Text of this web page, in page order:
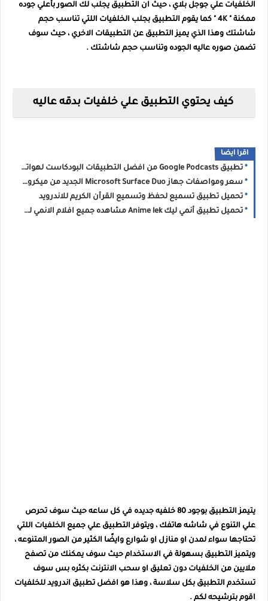
الخلفيات علي جوجل بلاي ، حيث ان التطبيق يجلب لك الصور بأعلي جوده
ممكنة " 4K " كما يقوم التطبيق بجلب الخلفيات اللتي تناسب حجم
شاشتك وهذا الذي يميز التطبيق عن التطبيقات الاخري ، حيث سوف
تضمن صوره عاليه الجوده وتناسب حجم شاشتك .
كيف يحتوي التطبيق علي خلفيات بدقه عاليه
اقرا ايضا
تطبيق Google Podcasts من افضل التطبيقات البودكاست لهواتف الاندرويد
سعر ومواصفات جهاز Microsoft Surface Duo الجديد من ميكروسوفت
تحميل تطبيق تسميع لحفظ وتسميع القرأن الكريم للاندرويد
تحميل تطبيق أنمي ليك Anime lek مشاهده جميع افلام الانمي للاندرويد 2020
يتيمز التطبيق بوجود 80 خلفيه جديده في كل ساعه حيث سوف تحرص
علي التنوع في شاشه هاتفك ، ويتوفر التطبيق علي جميع الخلفيات اللتي
تحتاجها سواء لمدن او منازل او شوارع وايضًا الكثير من الصور المتنوعه ،
ويتميز التطبيق بسهولة في الاستخدام حيث سوف يمكنك من تصفح
ملايين من الخلفيات دون تعليق او سحب الانترنت بكثره بس سوف
تستخدم التطبيق بكل سلاسة ، وهذا هو افضل تطبيق اندرويد للخلفيات
اقوم بترشيحه لكم .